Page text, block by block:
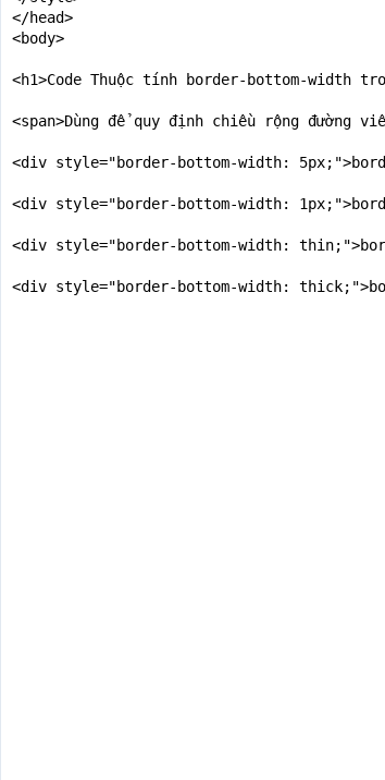
</head>
<body>
<h1>Code Thuộc tính border-bottom-width
<span>Dùng để quy định chiều rộng
<div style="border-bottom-width:
<div style="border-bottom-width:
<div style="border-bottom-width:
<div style="border-bottom-width: